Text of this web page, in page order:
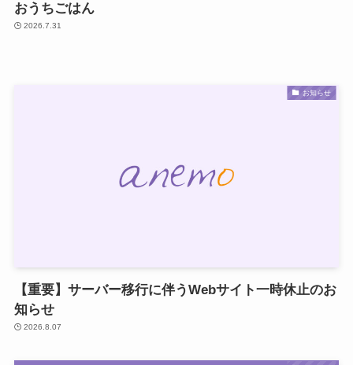
おうちごはん
2026.7.31
お知らせ
【重要】サーバー移行に伴うWebサイト一時休止のお
知らせ
2026.8.07